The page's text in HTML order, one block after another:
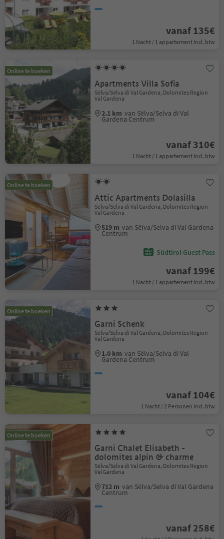
vanaf 135€
1 Nacht / 1 appartement Incl. btw
Online te boeken
Apartments Villa Sofia
Sëlva/Selva di Val Gardena, Dolomites Region
Val Gardena
2.1 km van Sëlva/Selva di Val
Gardena Centrum
vanaf 310€
1 Nacht / 1 appartement Incl. btw
Online te boeken
Attic Apartments Dolasilla
Sëlva/Selva di Val Gardena, Dolomites Region
Val Gardena
519 m van Sëlva/Selva di Val Gardena
Centrum
Südtirol Guest Pass
vanaf 199€
1 Nacht / 1 appartement Incl. btw
Online te boeken
Garni Schenk
Sëlva/Selva di Val Gardena, Dolomites Region
Val Gardena
1.0 km van Sëlva/Selva di Val
Gardena Centrum
vanaf 104€
1 Nacht / 2 Personen Incl. btw
Online te boeken
Garni Chalet Elisabeth -
dolomites alpin & charme
Sëlva/Selva di Val Gardena, Dolomites Region
Val Gardena
712 m van Sëlva/Selva di Val Gardena
Centrum
vanaf 258€